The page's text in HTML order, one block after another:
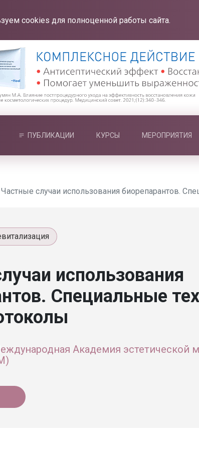
cookies для полноценной работы сайта.
ПУБЛИКАЦИИ КУРСЫ МЕРОПРИЯТИЯ
Частные случаи использования биорепарантов.
использования
Специальные
Академия эстетической